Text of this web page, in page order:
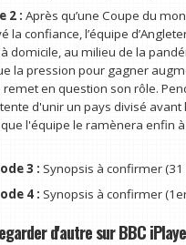
2 : Après qu’une Coupe du
la confiance, l’équipe
domicile, au milieu de la
la pression pour gagner
remet en question son rôle.
d'unir un pays divisé avant
l'équipe le ramènera enfin
3 : Synopsis à confirmer (31
4 : Synopsis à confirmer
d'autre sur BBC